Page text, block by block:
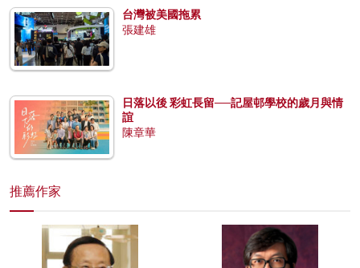
台灣被美國拖累
張建雄
日落以後 彩虹長留──記屋邨學校的歲月與情
誼
陳章華
推薦作家